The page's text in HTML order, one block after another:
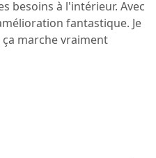
besoins à l'intérieur. Avec
fantastique. Je
marche vraiment